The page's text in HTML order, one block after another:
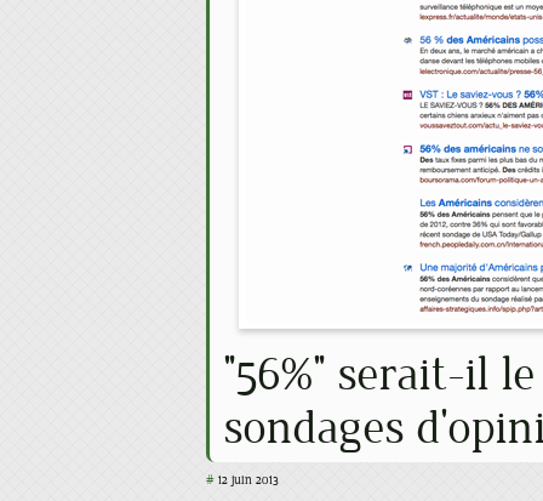
"56%" serait-il
sondages
# 12 juin 2013